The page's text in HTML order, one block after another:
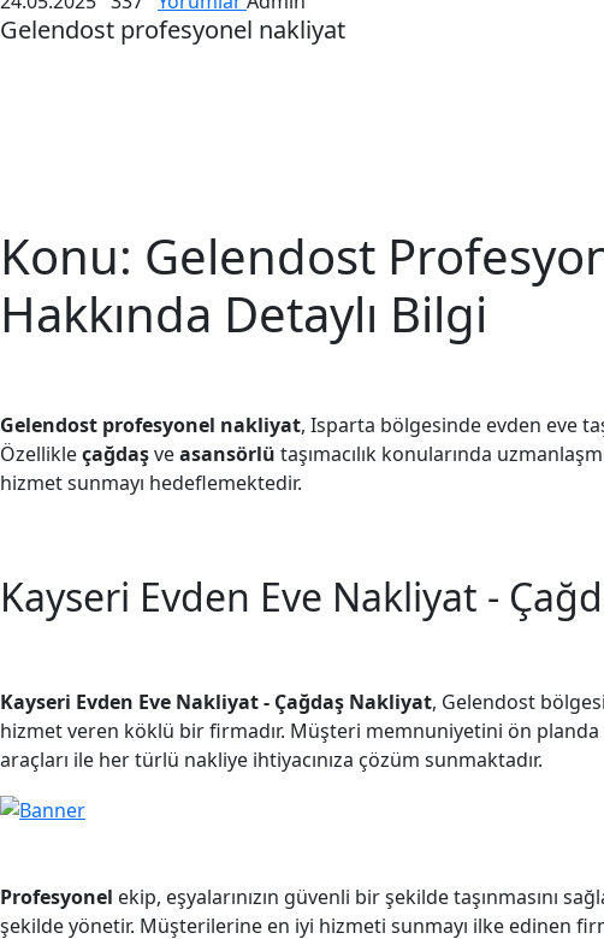
Gelendost profesyonel nakliyat
Konu: Gelendost
Hakkında Detaylı Bilgi
Gelendost profesyonel nakliyat, Isparta bölgesinde evden eve
Özellikleçağdaşveasansörlü taşımacılık konularında
hizmet sunmayı hedeflemektedir.
Kayseri Evden Eve Nakliyat -
Kayseri Evden Eve Nakliyat - Çağdaş Nakliyat, Gelendost
hizmet veren köklü bir firmadır. Müşteri memnuniyetini ön
araçları ile her türlü nakliye ihtiyacınıza çözüm sunmaktadır.
Profesyonel ekip, eşyalarınızın güvenli bir şekilde taşınmasını
şekilde yönetir. Müşterilerine en iyi hizmeti sunmayı ilke edinen